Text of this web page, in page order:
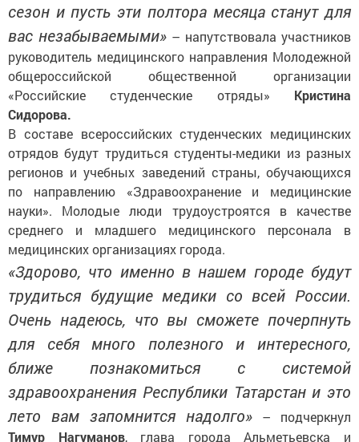
сезон и пусть эти полтора месяца станут для
вас незабываемыми» – напутствовала участников
руководитель медицинского направления Молодежной
общероссийской общественной организации
«Российские студенческие отряды» Кристина
Сидорова.
В составе всероссийских студенческих медицинских
отрядов будут трудиться студенты-медики из разных
регионов и учебных заведений страны, обучающихся
по направлению «Здравоохранение и медицинские
науки». Молодые люди трудоустроятся в качестве
среднего и младшего медицинского персонала в
медицинских организациях города.
«Здорово, что именно в нашем городе будут
трудиться будущие медики со всей России.
Очень надеюсь, что вы сможете почерпнуть
для себя много полезного и интересного,
ближе познакомиться с системой
здравоохранения Республики Татарстан и это
лето вам запомнится надолго» – подчеркнул
Тимур Нагуманов, глава города Альметьевска и